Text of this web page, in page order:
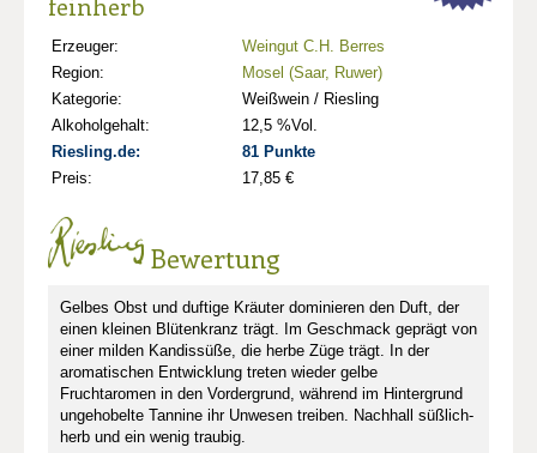
Erzeuger:
Weingut C.H. Berres
Region:
Mosel (Saar, Ruwer)
Kategorie:
Weißwein / Riesling
Alkoholgehalt:
12,5 %Vol.
Riesling.de:
81 Punkte
Preis:
17,85 €
Bewertung
Gelbes Obst und duftige Kräuter dominieren den Duft, der
einen kleinen Blütenkranz trägt. Im Geschmack geprägt von
einer milden Kandissüße, die herbe Züge trägt. In der
aromatischen Entwicklung treten wieder gelbe
Fruchtaromen in den Vordergrund, während im Hintergrund
ungehobelte Tannine ihr Unwesen treiben. Nachhall süßlich-
herb und ein wenig traubig.